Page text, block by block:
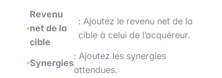
Revenu
net de la
cible
: Ajoutez le revenu net de la
cible à celui de l’acquéreur.
Synergies
: Ajoutez les synergies
attendues.